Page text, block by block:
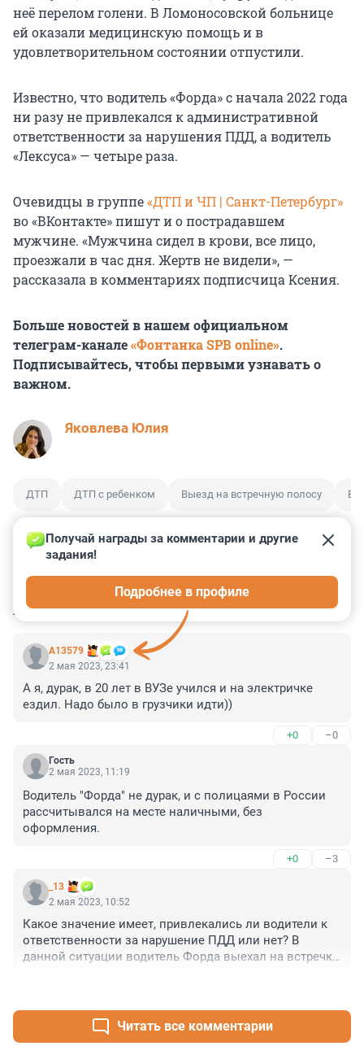
неё перелом голени. В Ломоносовской больнице
ей оказали медицинскую помощь и в
удовлетворительном состоянии отпустили.
Известно, что водитель «Форда» с начала 2022 года
ни разу не привлекался к административной
ответственности за нарушения ПДД, а водитель
«Лексуса» — четыре раза.
Очевидцы в группе«ДТП и ЧП | Санкт-Петербург»
во «ВКонтакте» пишут и о пострадавшем
мужчине. «Мужчина сидел в крови, все лицо,
проезжали в час дня. Жертв не видели», —
рассказала в комментариях подписчица Ксения.
Больше новостей в нашем официальном
телеграм-канале«Фонтанка SPB online».
Подписывайтесь, чтобы первыми узнавать о
важном.
Яковлева Юлия
ДТП ДТП с ребенком Выезд на встречную полосу
КОММЕНТАРИИ 9
А13579
Получай награды за комментарии и другие
задания!
Подробнее в профиле
2 мая 2023, 23:41
А я, дурак, в 20 лет в ВУЗе учился и на электричке
ездил. Надо было в грузчики идти))
+0 –0
Гость
2 мая 2023, 11:19
Водитель "Форда" не дурак, и с полицаями в России
рассчитывался на месте наличными, без
оформления.
+0 –3
_13
2 мая 2023, 10:52
Какое значение имеет, привлекались ли водители к
ответственности за нарушение ПДД или нет? В
данной ситуации водитель Форда выехал на встречку,
Читать все комментарии